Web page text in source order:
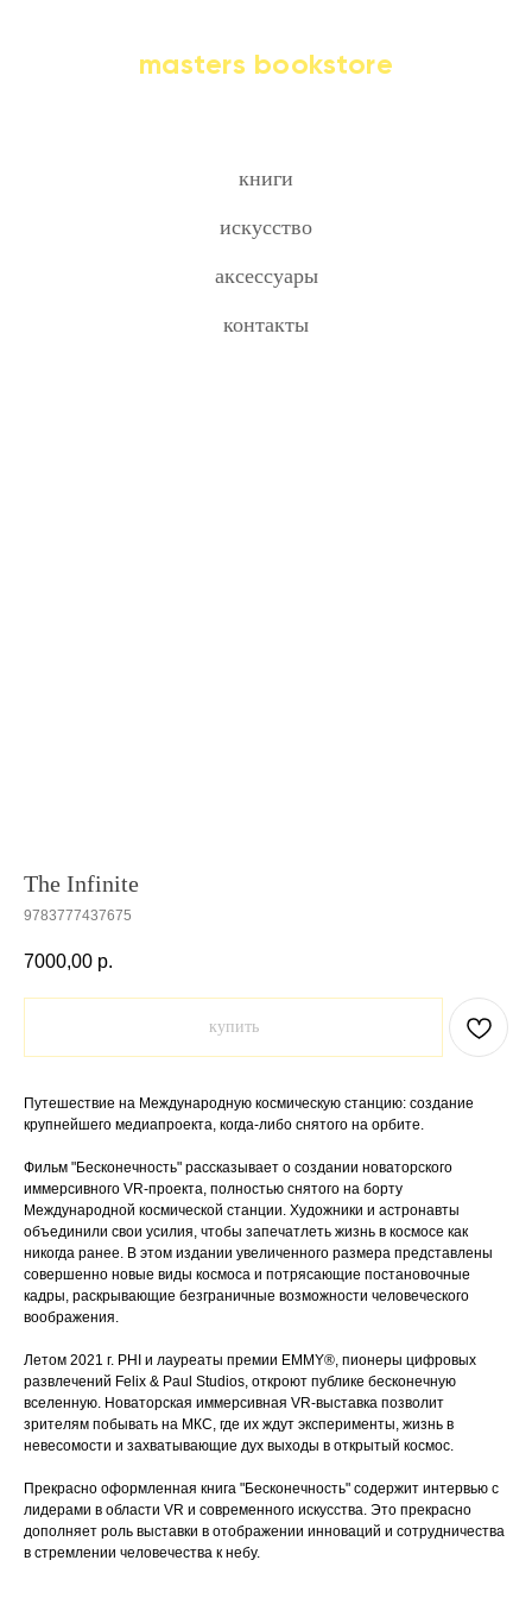
masters bookstore
книги
искусство
аксессуары
контакты
The Infinite
9783777437675
7000,00 р.
купить
Путешествие на Международную космическую станцию: создание
крупнейшего медиапроекта, когда-либо снятого на орбите.
Фильм "Бесконечность" рассказывает о создании новаторского
иммерсивного VR-проекта, полностью снятого на борту
Международной космической станции. Художники и астронавты
объединили свои усилия, чтобы запечатлеть жизнь в космосе как
никогда ранее. В этом издании увеличенного размера представлены
совершенно новые виды космоса и потрясающие постановочные
кадры, раскрывающие безграничные возможности человеческого
воображения.
Летом 2021 г. PHI и лауреаты премии EMMY®, пионеры цифровых
развлечений Felix & Paul Studios, откроют публике бесконечную
вселенную. Новаторская иммерсивная VR-выставка позволит
зрителям побывать на МКС, где их ждут эксперименты, жизнь в
невесомости и захватывающие дух выходы в открытый космос.
Прекрасно оформленная книга "Бесконечность" содержит интервью с
лидерами в области VR и современного искусства. Это прекрасно
дополняет роль выставки в отображении инноваций и сотрудничества
в стремлении человечества к небу.